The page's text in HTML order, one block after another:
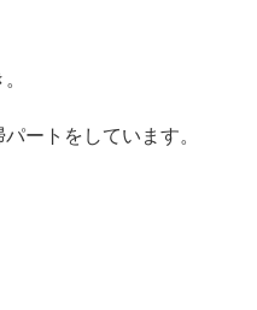
ートをしています。